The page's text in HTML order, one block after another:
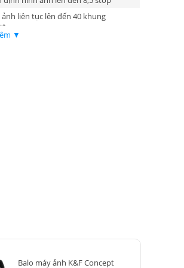
ảnh liên tục lên đến 40 khung
▼
Balo máy ảnh K&F Concept